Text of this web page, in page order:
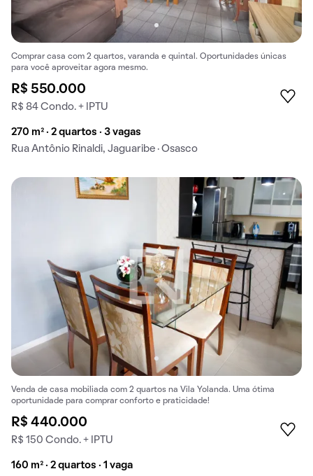
Comprar casa com 2 quartos, varanda e quintal. Oportunidades únicas
para você aproveitar agora mesmo.
R$ 550.000
R$ 84 Condo. + IPTU
270 m² · 2 quartos · 3 vagas
Rua Antônio Rinaldi, Jaguaribe · Osasco
Venda de casa mobiliada com 2 quartos na Vila Yolanda. Uma ótima
oportunidade para comprar conforto e praticidade!
R$ 440.000
R$ 150 Condo. + IPTU
160 m² · 2 quartos · 1 vaga